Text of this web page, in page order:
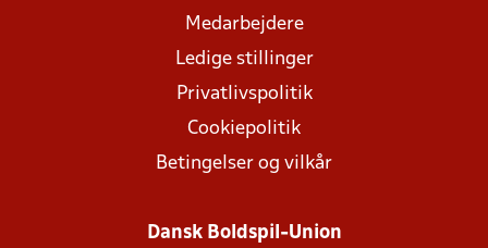
Medarbejdere
Ledige stillinger
Privatlivspolitik
Cookiepolitik
Betingelser og vilkår
Dansk Boldspil-Union